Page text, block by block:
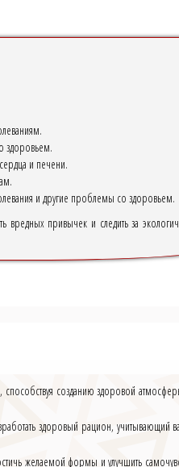
здоровьем.
и печени.
и другие проблемы со здоровьем.
вредных привычек и следить за
способствуя созданию здоровой
здоровый рацион, учитывающий
желаемой формы и улучшить